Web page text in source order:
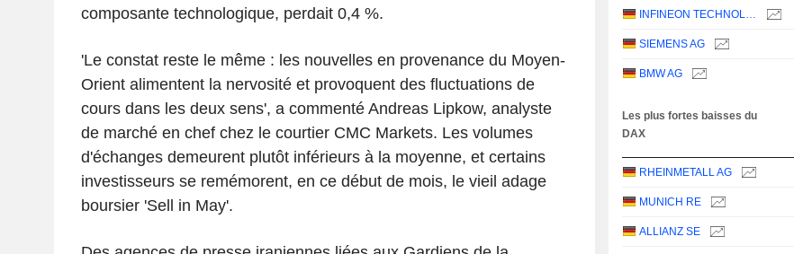
composante technologique, perdait 0,4 %.
'Le constat reste le même : les nouvelles en provenance du Moyen-
Orient alimentent la nervosité et provoquent des fluctuations de
cours dans les deux sens', a commenté Andreas Lipkow, analyste
de marché en chef chez le courtier CMC Markets. Les volumes
d'échanges demeurent plutôt inférieurs à la moyenne, et certains
investisseurs se remémorent, en ce début de mois, le vieil adage
boursier 'Sell in May'.
INFINEON TECHNOLOGIES AG
SIEMENS AG
BMW AG
Les plus fortes baisses du
DAX
RHEINMETALL AG
MUNICH RE
ALLIANZ SE